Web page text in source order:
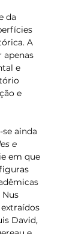
da
A
apenas
e
e
ainda
e
em que
Nus
David,